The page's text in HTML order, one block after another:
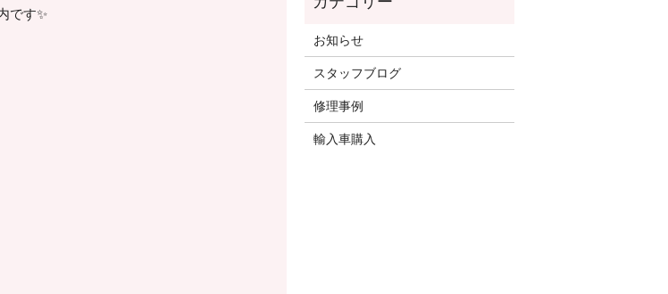
です✨
お知らせ
スタッフブログ
修理事例
輸入車購入